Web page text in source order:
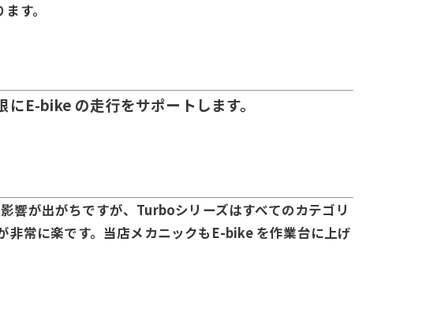
す。
E-bike の走行をサポートします。
響が出がちですが、Turboシリーズはすべてのカテゴリ
常に楽です。当店メカニックもE-bike を作業台に上げ